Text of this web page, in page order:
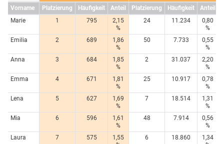
Vorname
Platzierung Häufigkeit Anteil Platzierung Häufigkeit
Anteil
Marie
1 795
2,15
%
24 11.234
0,80
%
Emilia
2 689
1,86
%
50 7.733
0,55
%
Anna
3 684
1,85
%
2 31.037
2,20
%
Emma
4 671
1,81
%
25 10.917
0,78
%
Lena
5 627
1,69
%
7 18.514
1,31
%
Mia
6 596
1,61
%
48 7.914
0,56
%
Laura
7 575
1,55
6 18.860
1,34